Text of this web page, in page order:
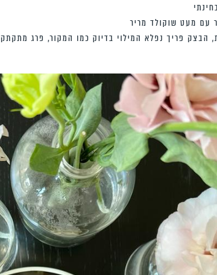
עם מעט שוקולד מריר
הבצק פריך נפלא המילוי בדיוק כמו המקור, פרג מתקתק